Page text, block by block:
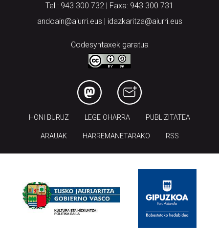
Tel.: 943 300 732 | Faxa: 943 300 731
andoain@aiurri.eus | idazkaritza@aiurri.eus
Codesyntaxek garatua
HONI BURUZ LEGE OHARRA PUBLIZITATEA
ARAUAK HARREMANETARAKO RSS